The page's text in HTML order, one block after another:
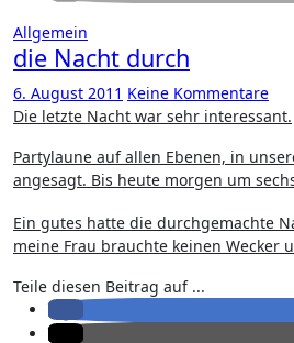
Allgemein
die Nacht durch
6. August 2011 Keine Kommentare
Die letzte Nacht war sehr interessant.
Partylaune auf allen Ebenen, in
angesagt. Bis heute morgen um
Ein gutes hatte die durchgemachte
meine Frau brauchte keinen Wecker
Teile diesen Beitrag auf ...